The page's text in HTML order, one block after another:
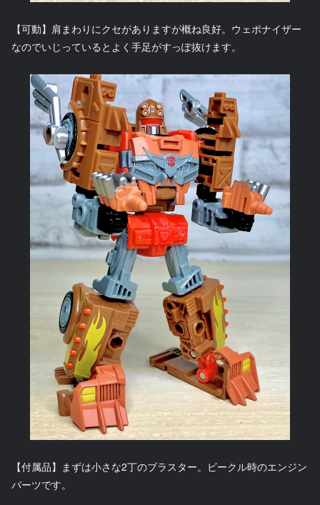
【可動】肩まわりにクセがありますが概ね良好。ウェポナイザー
なのでいじっているとよく手足がすっぽ抜けます。
【付属品】まずは小さな2丁のブラスター。ビークル時のエンジン
パーツです。